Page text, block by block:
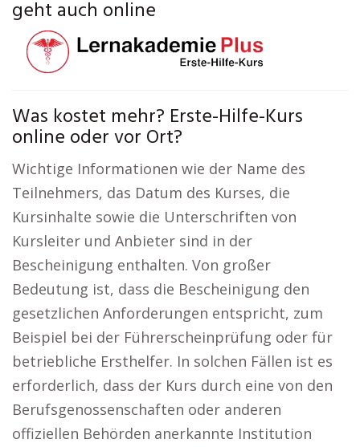
geht auch online
Was kostet mehr? Erste-Hilfe-Kurs
online oder vor Ort?
Wichtige Informationen wie der Name des
Teilnehmers, das Datum des Kurses, die
Kursinhalte sowie die Unterschriften von
Kursleiter und Anbieter sind in der
Bescheinigung enthalten. Von großer
Bedeutung ist, dass die Bescheinigung den
gesetzlichen Anforderungen entspricht, zum
Beispiel bei der Führerscheinprüfung oder für
betriebliche Ersthelfer. In solchen Fällen ist es
erforderlich, dass der Kurs durch eine von den
Berufsgenossenschaften oder anderen
offiziellen Behörden anerkannte Institution